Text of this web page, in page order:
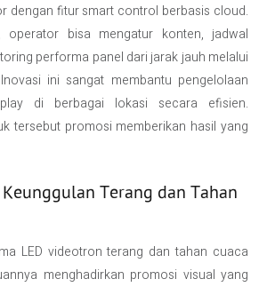
dengan fitur smart control berbasis cloud.
operator bisa mengatur konten, jadwal
performa panel dari jarak jauh melalui
ini sangat membantu pengelolaan
di berbagai lokasi secara efisien.
tersebut promosi memberikan hasil yang
Terang dan Tahan
LED videotron terang dan tahan cuaca
menghadirkan promosi visual yang